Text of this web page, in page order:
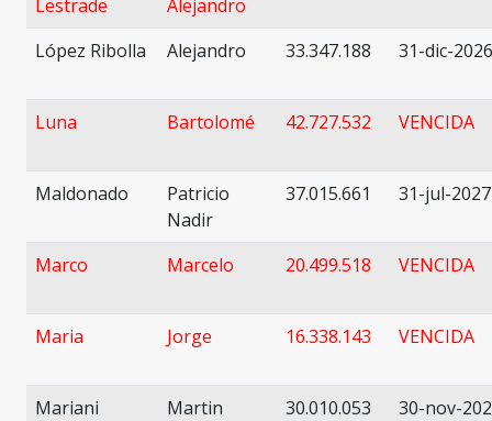
Lestrade
Alejandro
López Ribolla
Alejandro 33.347.188 31-dic-2026
Luna Bartolomé 42.727.532 VENCIDA
Maldonado
Patricio
Nadir
37.015.661 31-jul-2027
Marco Marcelo 20.499.518 VENCIDA
Maria Jorge 16.338.143 VENCIDA
Mariani
Martin
30.010.053 30-nov-